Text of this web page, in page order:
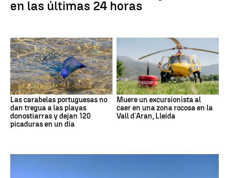
en las últimas 24 horas
Las carabelas portuguesas no
dan tregua a las playas
donostiarras y dejan 120
picaduras en un día
Muere un excursionista al
caer en una zona rocosa en la
Vall d´Aran, Lleida